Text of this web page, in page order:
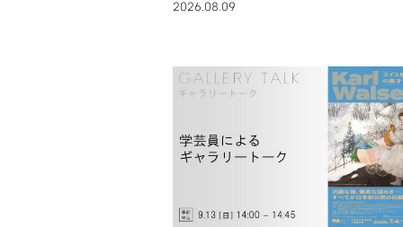
2026.08.09